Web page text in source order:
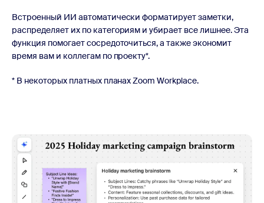
Встроенный ИИ автоматически форматирует заметки,
распределяет их по категориям и убирает все лишнее. Эта
функция помогает сосредоточиться, а также экономит
время вам и коллегам по проекту*.
* В некоторых платных планах Zoom Workplace.